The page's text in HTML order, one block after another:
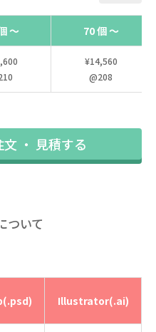
～ 70 個 ～
¥14,560
@208
・ 見積する
ついて
Illustrator(.ai)